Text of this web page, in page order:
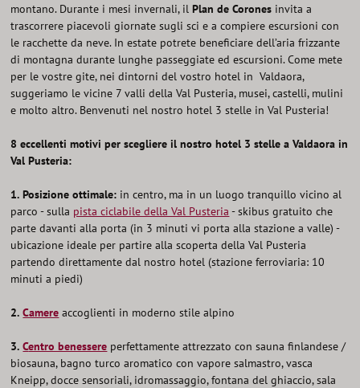
montano. Durante i mesi invernali, ilPlan de Corones invita a
trascorrere piacevoli giornate sugli sci e a compiere escursioni con
le racchette da neve. In estate potrete beneficiare dell’aria frizzante
di montagna durante lunghe passeggiate ed escursioni. Come mete
per le vostre gite, nei dintorni del vostro hotel in Valdaora,
suggeriamo le vicine 7 valli della Val Pusteria, musei, castelli, mulini
e molto altro. Benvenuti nel nostro hotel 3 stelle in Val Pusteria!
8 eccellenti motivi per scegliere il nostro hotel 3 stelle a Valdaora in
Val Pusteria:
1. Posizione ottimale: in centro, ma in un luogo tranquillo vicino al
parco - sulla pista ciclabile della Val Pusteria - skibus gratuito che
parte davanti alla porta (in 3 minuti vi porta alla stazione a valle) -
ubicazione ideale per partire alla scoperta della Val Pusteria
partendo direttamente dal nostro hotel (stazione ferroviaria: 10
minuti a piedi)
2. Camere accoglienti in moderno stile alpino
3. Centro benessere perfettamente attrezzato con sauna finlandese /
biosauna, bagno turco aromatico con vapore salmastro, vasca
Kneipp, docce sensoriali, idromassaggio, fontana del ghiaccio, sala